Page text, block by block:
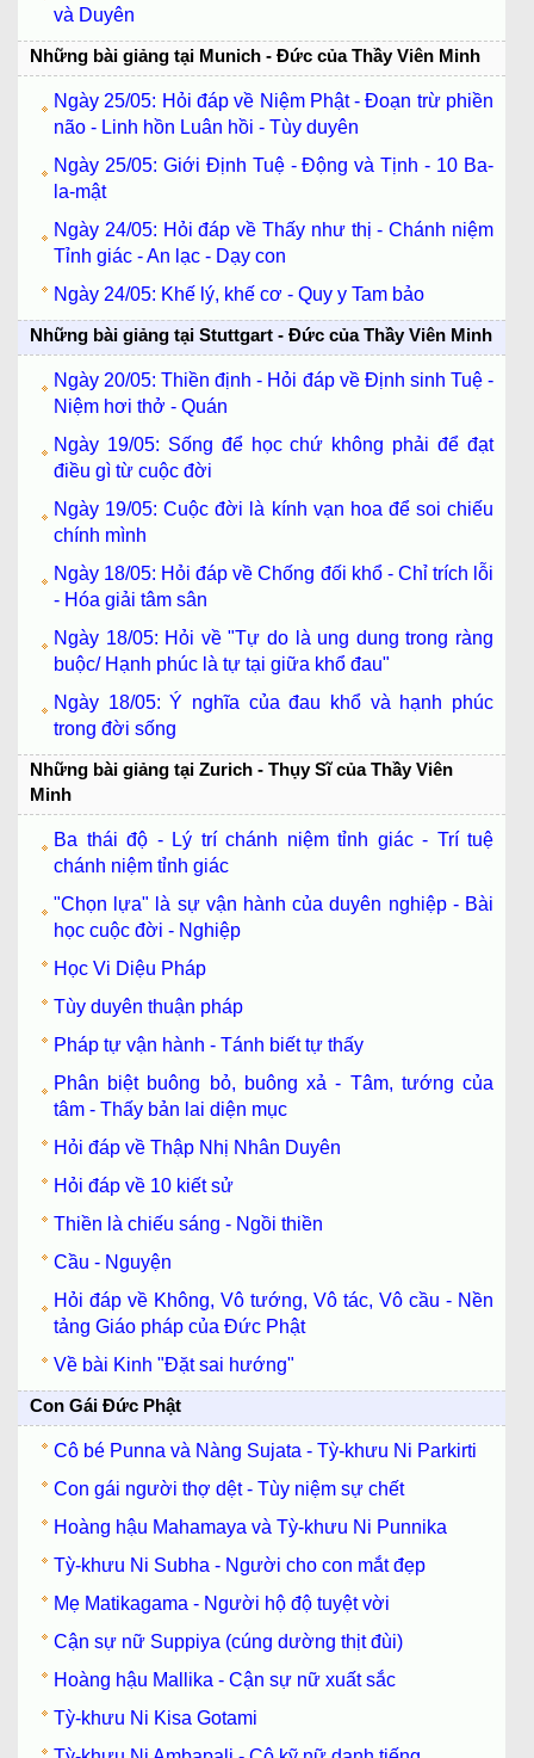
và Duyên
Những bài giảng tại Munich - Đức của Thầy Viên Minh
Ngày 25/05: Hỏi đáp về Niệm Phật - Đoạn trừ phiền
não - Linh hồn Luân hồi - Tùy duyên
Ngày 25/05: Giới Định Tuệ - Động và Tịnh - 10 Ba-
la-mật
Ngày 24/05: Hỏi đáp về Thấy như thị - Chánh niệm
Tỉnh giác - An lạc - Dạy con
Ngày 24/05: Khế lý, khế cơ - Quy y Tam bảo
Những bài giảng tại Stuttgart - Đức của Thầy Viên Minh
Ngày 20/05: Thiền định - Hỏi đáp về Định sinh Tuệ -
Niệm hơi thở - Quán
Ngày 19/05: Sống để học chứ không phải để đạt
điều gì từ cuộc đời
Ngày 19/05: Cuộc đời là kính vạn hoa để soi chiếu
chính mình
Ngày 18/05: Hỏi đáp về Chống đối khổ - Chỉ trích lỗi
- Hóa giải tâm sân
Ngày 18/05: Hỏi về "Tự do là ung dung trong ràng
buộc/ Hạnh phúc là tự tại giữa khổ đau"
Ngày 18/05: Ý nghĩa của đau khổ và hạnh phúc
trong đời sống
Những bài giảng tại Zurich - Thụy Sĩ của Thầy Viên
Minh
Ba thái độ - Lý trí chánh niệm tỉnh giác - Trí tuệ
chánh niệm tỉnh giác
"Chọn lựa" là sự vận hành của duyên nghiệp - Bài
học cuộc đời - Nghiệp
Học Vi Diệu Pháp
Tùy duyên thuận pháp
Pháp tự vận hành - Tánh biết tự thấy
Phân biệt buông bỏ, buông xả - Tâm, tướng của
tâm - Thấy bản lai diện mục
Hỏi đáp về Thập Nhị Nhân Duyên
Hỏi đáp về 10 kiết sử
Thiền là chiếu sáng - Ngồi thiền
Cầu - Nguyện
Hỏi đáp về Không, Vô tướng, Vô tác, Vô cầu - Nền
tảng Giáo pháp của Đức Phật
Về bài Kinh "Đặt sai hướng"
Con Gái Đức Phật
Cô bé Punna và Nàng Sujata - Tỳ-khưu Ni Parkirti
Con gái người thợ dệt - Tùy niệm sự chết
Hoàng hậu Mahamaya và Tỳ-khưu Ni Punnika
Tỳ-khưu Ni Subha - Người cho con mắt đẹp
Mẹ Matikagama - Người hộ độ tuyệt vời
Cận sự nữ Suppiya (cúng dường thịt đùi)
Hoàng hậu Mallika - Cận sự nữ xuất sắc
Tỳ-khưu Ni Kisa Gotami